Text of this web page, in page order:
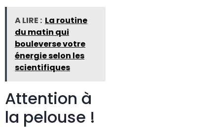
A LIRE : La routine
du matin qui
bouleverse votre
énergie selon les
scientifiques
Attention à
la pelouse !